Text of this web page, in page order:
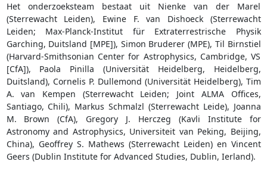
Het onderzoeksteam bestaat uit Nienke van der Marel
(Sterrewacht Leiden), Ewine F. van Dishoeck (Sterrewacht
Leiden; Max-Planck-Institut für Extraterrestrische Physik
Garching, Duitsland [MPE]), Simon Bruderer (MPE), Til Birnstiel
(Harvard-Smithsonian Center for Astrophysics, Cambridge, VS
[CfA]), Paola Pinilla (Universität Heidelberg, Heidelberg,
Duitsland), Cornelis P. Dullemond (Universität Heidelberg), Tim
A. van Kempen (Sterrewacht Leiden; Joint ALMA Offices,
Santiago, Chili), Markus Schmalzl (Sterrewacht Leide), Joanna
M. Brown (CfA), Gregory J. Herczeg (Kavli Institute for
Astronomy and Astrophysics, Universiteit van Peking, Beijing,
China), Geoffrey S. Mathews (Sterrewacht Leiden) en Vincent
Geers (Dublin Institute for Advanced Studies, Dublin, Ierland).